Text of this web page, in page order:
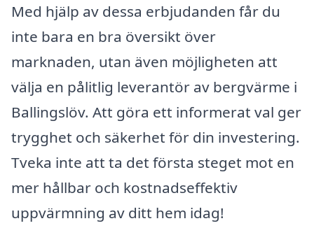
Med hjälp av dessa erbjudanden får du
inte bara en bra översikt över
marknaden, utan även möjligheten att
välja en pålitlig leverantör av bergvärme i
Ballingslöv. Att göra ett informerat val ger
trygghet och säkerhet för din investering.
Tveka inte att ta det första steget mot en
mer hållbar och kostnadseffektiv
uppvärmning av ditt hem idag!